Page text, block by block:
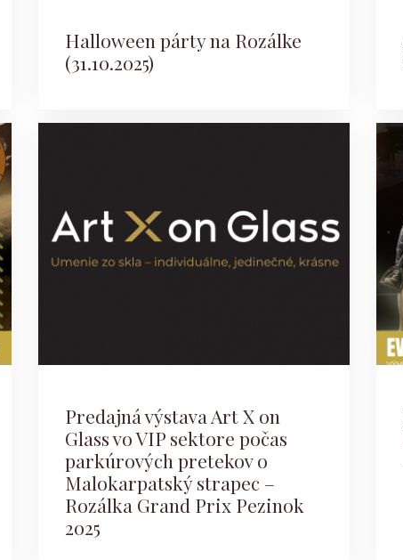
Halloween párty na Rozálke
(31.10.2025)
Predajná výstava Art X on
Glass vo VIP sektore počas
parkúrových pretekov o
Malokarpatský strapec –
Rozálka Grand Prix Pezinok
2025